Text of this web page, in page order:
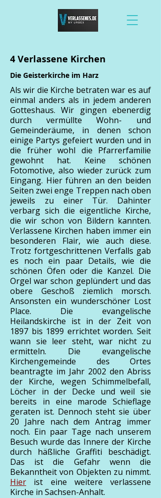
4 Verlassene Kirchen
Die Geisterkirche im Harz
Als wir die Kirche betraten war es auf
einmal anders als in jedem anderen
Gotteshaus. Wir gingen ebenerdig
durch vermüllte Wohn- und
Gemeinderäume, in denen schon
einige Partys gefeiert wurden und in
die früher wohl die Pfarrerfamilie
gewohnt hat. Keine schönen
Fotomotive, also wieder zurück zum
Eingang. Hier führen an den beiden
Seiten zwei enge Treppen nach oben
jeweils zu einer Tür. Dahinter
verbarg sich die eigentliche Kirche,
die wir schon von Bildern kannten.
Verlassene Kirchen haben immer ein
besonderen Flair, wie auch diese.
Trotz fortgeschrittenen Verfalls gab
es noch ein paar Details, wie die
schönen Öfen oder die Kanzel. Die
Orgel war schon geplündert und das
obere Geschoß ziemlich morsch.
Ansonsten ein wunderschöner Lost
Place. Die evangelische
Heilandskirche ist in der Zeit von
1897 bis 1899 errichtet worden. Seit
wann sie leer steht, war nicht zu
ermitteln. Die evangelische
Kirchengemeinde des Ortes
beantragte im Jahr 2002 den Abriss
der Kirche, wegen Schimmelbefall,
Löcher in der Decke und weil sie
bereits in eine marode Schieflage
geraten ist. Dennoch steht sie über
20 Jahre nach dem Antrag immer
noch. Ein paar Tage nach unserem
Besuch wurde das Innere der Kirche
durch häßliche Graffiti beschädigt.
Das ist die Gefahr wenn die
Bekanntheit von Objekten zu nimmt.
Hier ist eine weitere verlassene
Kirche in Sachsen-Anhalt.